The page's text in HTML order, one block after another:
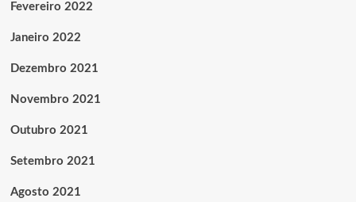
Fevereiro 2022
Janeiro 2022
Dezembro 2021
Novembro 2021
Outubro 2021
Setembro 2021
Agosto 2021